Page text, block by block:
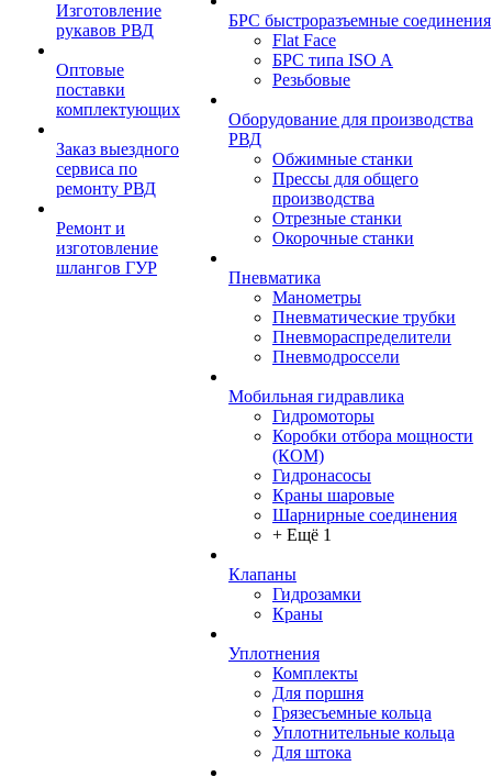
Изготовление
рукавов РВД
Оптовые
поставки
комплектующих
Заказ выездного
сервиса по
ремонту РВД
Ремонт и
изготовление
шлангов ГУР
БРС быстроразъемные соединения
Flat Face
БРС типа ISO A
Резьбовые
Оборудование для производства
РВД
Обжимные станки
Прессы для общего
производства
Отрезные станки
Окорочные станки
Пневматика
Манометры
Пневматические трубки
Пневмораспределители
Пневмодроссели
Мобильная гидравлика
Гидромоторы
Коробки отбора мощности
(КОМ)
Гидронасосы
Краны шаровые
Шарнирные соединения
+ Ещё 1
Клапаны
Гидрозамки
Краны
Уплотнения
Комплекты
Для поршня
Грязесъемные кольца
Уплотнительные кольца
Для штока